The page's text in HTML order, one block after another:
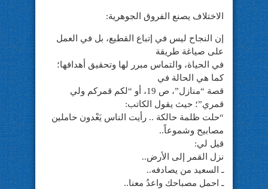
الاختلاف يصنع الفروق الجوهرية:
إن النجاح ليس في إتباع القطيع، بل في العمل
على صياغة طريقة
في الحياة، والتماس مبرر لها وتحقيق أهدافها؛
كما هي الحالة في
قصة “منازل”، ص 19، أو “لكم قمركم ولي
قمري”؛ حيث يقول الكاتب:
“حلت ظلمة حالكة .. رأيت الناس يَعْدون حاملين
مصابيح وشموعاً..
قيل لي:
نزل القمر إلى الأرض..
ـ السعيد من يصادفه..
ـ احمل مصباحك واعدُ معنا..